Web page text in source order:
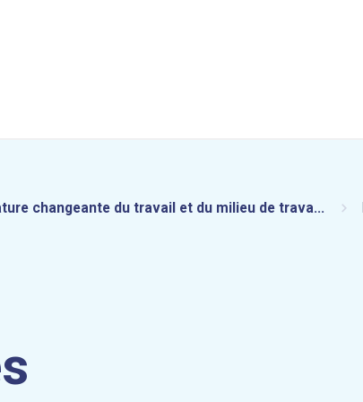
changeante du travail et du milieu de trava...